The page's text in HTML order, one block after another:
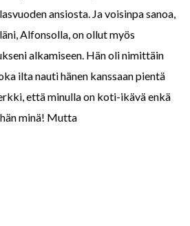
ansiosta. Ja voisinpa sanoa,
Alfonsolla, on ollut myös
alkamiseen. Hän oli nimittäin
ilta nauti hänen kanssaan pientä
että minulla on koti-ikävä enkä
minä! Mutta